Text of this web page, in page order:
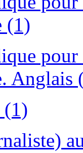
(1)
Anglais
(1)